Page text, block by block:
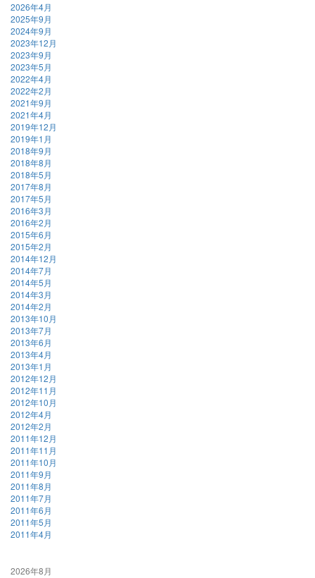
2026年4月
2025年9月
2024年9月
2023年12月
2023年9月
2023年5月
2022年4月
2022年2月
2021年9月
2021年4月
2019年12月
2019年1月
2018年9月
2018年8月
2018年5月
2017年8月
2017年5月
2016年3月
2016年2月
2015年6月
2015年2月
2014年12月
2014年7月
2014年5月
2014年3月
2014年2月
2013年10月
2013年7月
2013年6月
2013年4月
2013年1月
2012年12月
2012年11月
2012年10月
2012年4月
2012年2月
2011年12月
2011年11月
2011年10月
2011年9月
2011年8月
2011年7月
2011年6月
2011年5月
2011年4月
2026年8月